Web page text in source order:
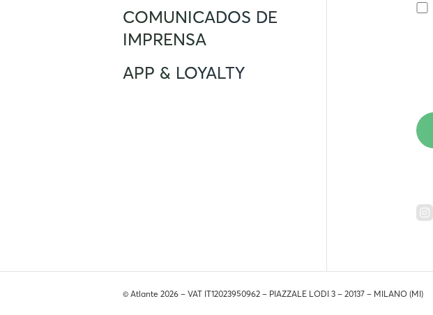
support.portugal@atlante.energy
Livro de Reclamações (Apenas
COMUNICADOS DE
IMPRENSA
APP & LOYALTY
© Atlante 2026 – VAT IT12023950962 – PIAZZALE LODI 3 – 20137 – MILANO (MI)